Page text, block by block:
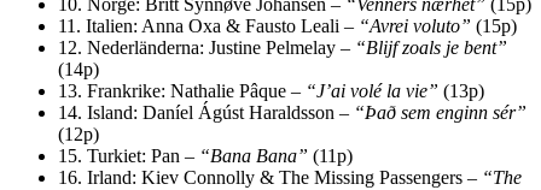
11. Italien: Anna Oxa & Fausto Leali – “Avrei voluto” (15p)
12. Nederländerna: Justine Pelmelay – “Blijf zoals je bent”
(14p)
13. Frankrike: Nathalie Pâque – “J’ai volé la vie” (13p)
14. Island: Daníel Ágúst Haraldsson – “Það sem enginn sér”
(12p)
15. Turkiet: Pan – “Bana Bana” (11p)
16. Irland: Kiev Connolly & The Missing Passengers – “The